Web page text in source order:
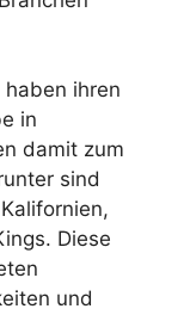
ihren
in
damit zum
sind
Diese
und